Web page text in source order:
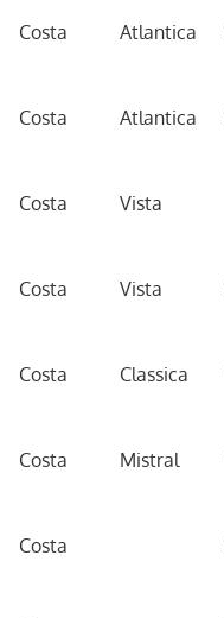
Costa Atlantica
Costa Atlantica
Costa Vista
Costa Vista
Costa Classica
Costa Mistral
Costa